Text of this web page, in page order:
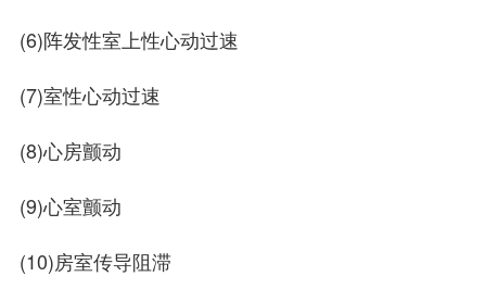
(6)阵发性室上性心动过速
(7)室性心动过速
(8)心房颤动
(9)心室颤动
(10)房室传导阻滞